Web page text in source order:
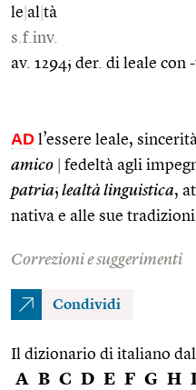
le al tà
s.f.inv.
av. 1294; der. di leale con -
AD l’essere leale,
amico
fedeltà agli
patria; lealtà linguistica,
nativa e alle sue tradizioni
Correzioni e suggerimenti
Condividi
Il dizionario di italiano
A B C D E F G H